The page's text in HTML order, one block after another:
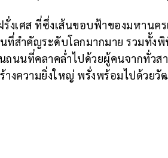
งเศส ที่ซึ่งเส้นขอบฟ้าของมหานค
ที่สำคัญระดับโลกมากมาย รวมทั้
ถนนที่คลาคล่ำไปด้วยผู้คนจากทั่วส
างความยิ่งใหญ่ พรั่งพร้อมไปด้วย